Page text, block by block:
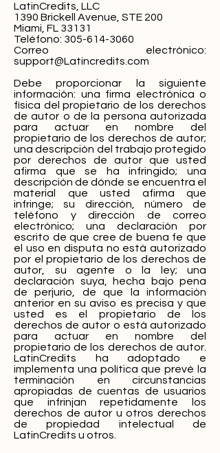
LatinCredits, LLC
1390 Brickell Avenue, STE 200
Miami, FL 33131
Teléfono: 305-614-3060
Correo electrónico:
support@Latincredits.com
Debe proporcionar la siguiente
información: una firma electrónica o
física del propietario de los derechos
de autor o de la persona autorizada
para actuar en nombre del
propietario de los derechos de autor;
una descripción del trabajo protegido
por derechos de autor que usted
afirma que se ha infringido; una
descripción de dónde se encuentra el
material que usted afirma que
infringe; su dirección, número de
teléfono y dirección de correo
electrónico; una declaración por
escrito de que cree de buena fe que
el uso en disputa no está autorizado
por el propietario de los derechos de
autor, su agente o la ley; una
declaración suya, hecha bajo pena
de perjurio, de que la información
anterior en su aviso es precisa y que
usted es el propietario de los
derechos de autor o está autorizado
para actuar en nombre del
propietario de los derechos de autor.
LatinCredits ha adoptado e
implementa una política que prevé la
terminación en circunstancias
apropiadas de cuentas de usuarios
que infrinjan repetidamente los
derechos de autor u otros derechos
de propiedad intelectual de
LatinCredits u otros.